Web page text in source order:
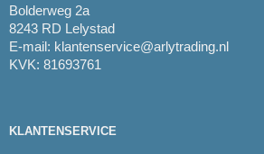
Bolderweg 2a
8243 RD Lelystad
E-mail: klantenservice@arlytrading.nl
KVK: 81693761
KLANTENSERVICE